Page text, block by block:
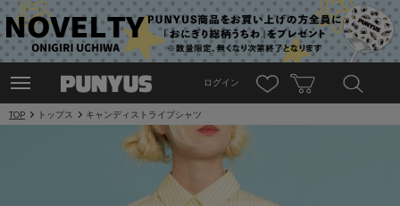
ログイン
TOP トップス キャンディストライプシャツ